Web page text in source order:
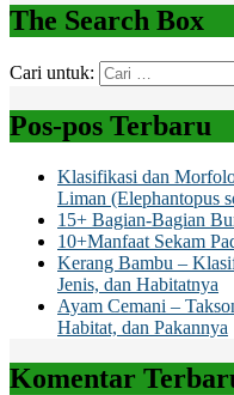
The Search Box
Cari untuk:
Pos-pos Terbaru
Klasifikasi dan
Liman (Elephantopus
15+ Bagian-Bagian
10+Manfaat Sekam
Kerang Bambu –
Jenis, dan Habitatnya
Ayam Cemani –
Habitat, dan Pakannya
Komentar